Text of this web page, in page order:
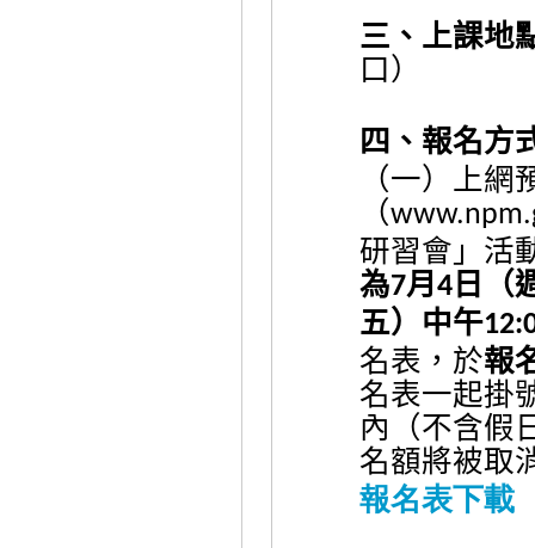
三、上課地
口）
四、報名方
（一）上
（
研習會」活
為7月4日（
五）中午
名表，於報
名表一起掛
內（不含假
名額將被取
報名表下載